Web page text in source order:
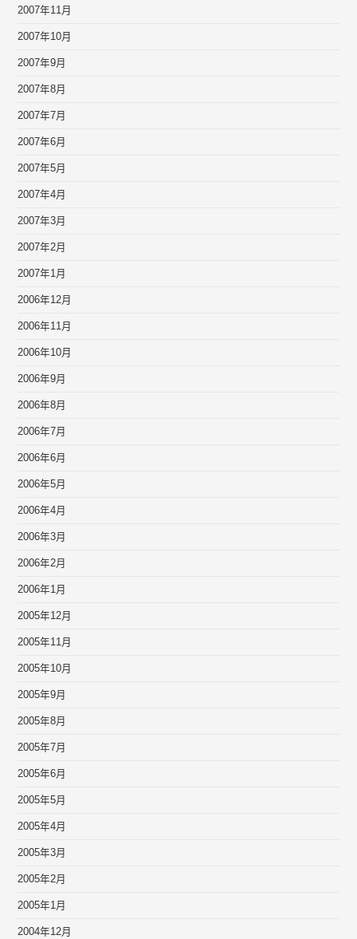
2007年11月
2007年10月
2007年9月
2007年8月
2007年7月
2007年6月
2007年5月
2007年4月
2007年3月
2007年2月
2007年1月
2006年12月
2006年11月
2006年10月
2006年9月
2006年8月
2006年7月
2006年6月
2006年5月
2006年4月
2006年3月
2006年2月
2006年1月
2005年12月
2005年11月
2005年10月
2005年9月
2005年8月
2005年7月
2005年6月
2005年5月
2005年4月
2005年3月
2005年2月
2005年1月
2004年12月